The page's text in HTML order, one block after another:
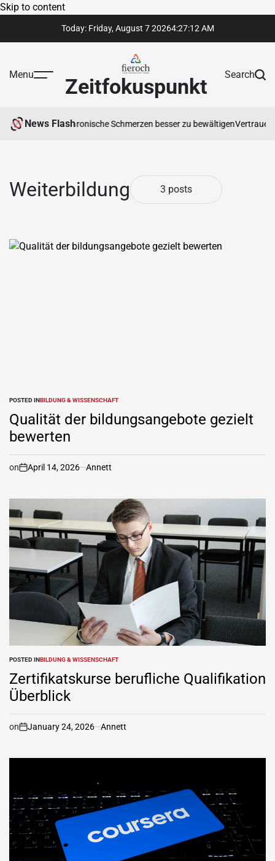
Skip to content
Today: Friday, August 7 20264:27:13 AM
Menu Zeitfokuspunkt Search
News Flash
Ihnen hilft, chronische Schmerzen besser zu bewältigen
Weiterbildung 3 posts
POSTED INBILDUNG & WISSENSCHAFT
Qualität der bildungsangebote gezielt
bewerten
on April 14, 2026 Annett
POSTED INBILDUNG & WISSENSCHAFT
Zertifikatskurse berufliche Qualifikation
Überblick
on January 24, 2026 Annett